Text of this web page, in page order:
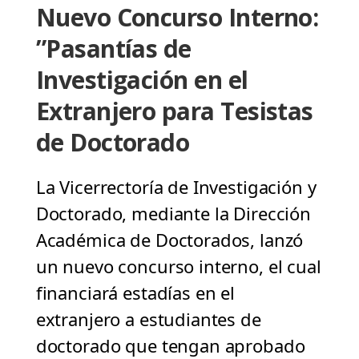
Nuevo Concurso Interno:
”Pasantías de
Investigación en el
Extranjero para Tesistas
de Doctorado
La Vicerrectoría de Investigación y
Doctorado, mediante la Dirección
Académica de Doctorados, lanzó
un nuevo concurso interno, el cual
financiará estadías en el
extranjero a estudiantes de
doctorado que tengan aprobado